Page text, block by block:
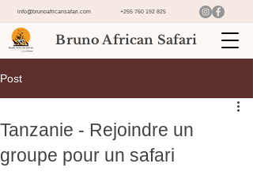
info@brunoafricansafari.com +255 760 192 825
Bruno African Safari
Post
Tanzanie - Rejoindre un
groupe pour un safari